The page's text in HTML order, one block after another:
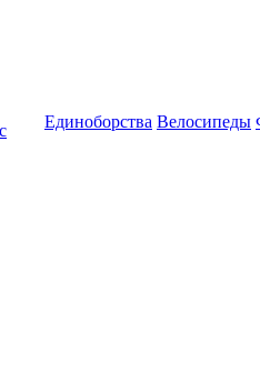
Единоборства Велосипеды